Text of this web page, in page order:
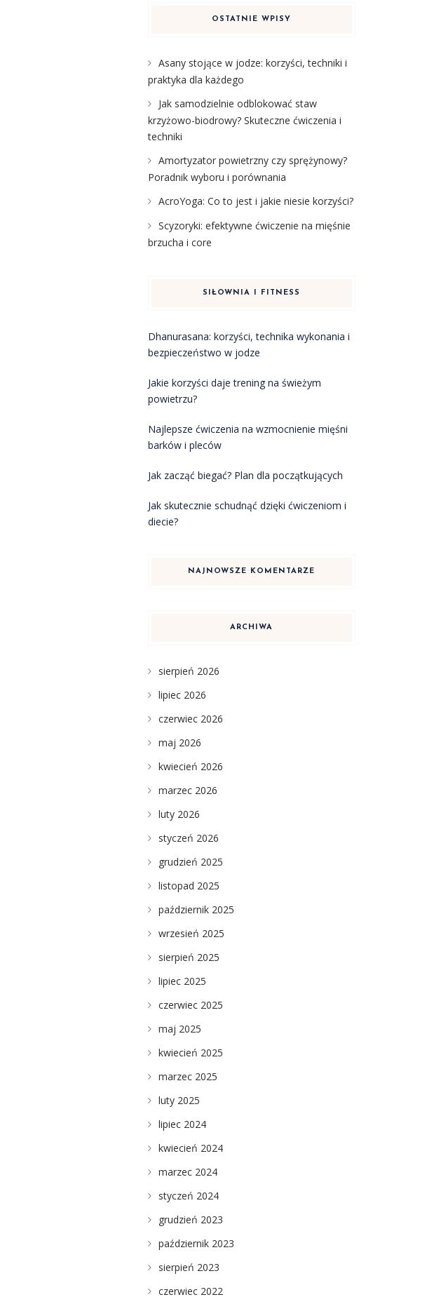
OSTATNIE WPISY
Asany stojące w jodze: korzyści, techniki i
praktyka dla każdego
Jak samodzielnie odblokować staw
krzyżowo-biodrowy? Skuteczne ćwiczenia i
techniki
Amortyzator powietrzny czy sprężynowy?
Poradnik wyboru i porównania
AcroYoga: Co to jest i jakie niesie korzyści?
Scyzoryki: efektywne ćwiczenie na mięśnie
brzucha i core
SIŁOWNIA I FITNESS
Dhanurasana: korzyści, technika wykonania i
bezpieczeństwo w jodze
Jakie korzyści daje trening na świeżym
powietrzu?
Najlepsze ćwiczenia na wzmocnienie mięśni
barków i pleców
Jak zacząć biegać? Plan dla początkujących
Jak skutecznie schudnąć dzięki ćwiczeniom i
diecie?
NAJNOWSZE KOMENTARZE
ARCHIWA
sierpień 2026
lipiec 2026
czerwiec 2026
maj 2026
kwiecień 2026
marzec 2026
luty 2026
styczeń 2026
grudzień 2025
listopad 2025
październik 2025
wrzesień 2025
sierpień 2025
lipiec 2025
czerwiec 2025
maj 2025
kwiecień 2025
marzec 2025
luty 2025
lipiec 2024
kwiecień 2024
marzec 2024
styczeń 2024
grudzień 2023
październik 2023
sierpień 2023
czerwiec 2022